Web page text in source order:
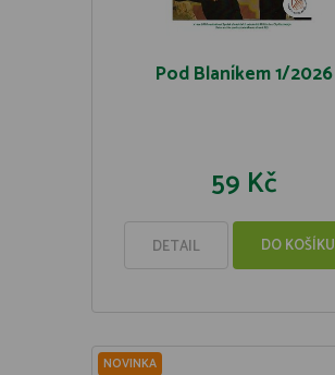
Pod Blaníkem 1/2026
59 Kč
DETAIL DO KOŠÍKU
NOVINKA